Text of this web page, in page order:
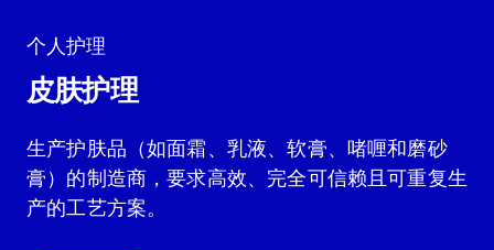
个人护理
皮肤护理
生产护肤品（如面霜、乳液、软膏、啫喱和磨砂
膏）的制造商，要求高效、完全可信赖且可重复生
产的工艺方案。